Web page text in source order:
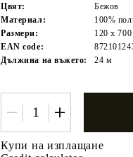
Цвят:
Бежов
Материал:
100%
Размери:
120 x
EAN code:
Дължина на въжето:
24 м
Купи на изплащане